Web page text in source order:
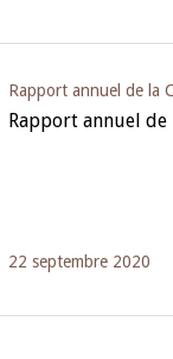
Rapport annuel de la
Rapport annuel de
22 septembre 2020